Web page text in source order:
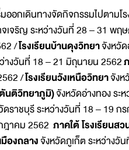
เดินทางจัดกิจกรรมไปตามโรง
เจริญ ระหว่างวันที่ 28 – 31 พฤ
/โรงเรียนบ้านดุงวิทยาจังหวั
างวันที่ 18 – 21 มิถุนายน 2562
/โรงเรียนวังเหนือวิทยาจังห
นติวิทยาภูมิ)จังหวัดอ่างทอง ระ
ดราชบุรี ระหว่างวันที่ 18 – 19
ฎาคม 2562 ภาคใต้ โรงเรียนส
มืองถลางจังหวัดภูเก็ต ระหว่างวั